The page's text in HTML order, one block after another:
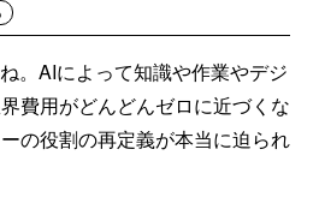
。AIによって知識や作業やデジ
費用がどんどんゼロに近づくな
の役割の再定義が本当に迫られ